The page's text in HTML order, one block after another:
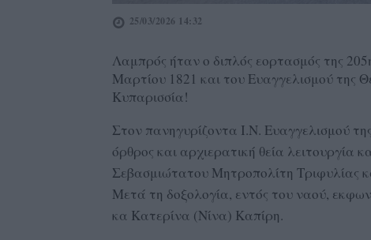
25/03/2026 14:32
Λαμπρός ήταν ο διπλός εορτασμός της
Μαρτίου 1821 και του Ευαγγελισμού της
Κυπαρισσία!
Στον πανηγυρίζοντα Ι.Ν. Ευαγγελισμού
όρθρος και αρχιερατική θεία λειτουργία
Σεβασμιώτατου Μητροπολίτη Τριφυλίας
Μετά τη δοξολογία, εντός του ναού,
κα Κατερίνα (Νίνα) Καπίρη.